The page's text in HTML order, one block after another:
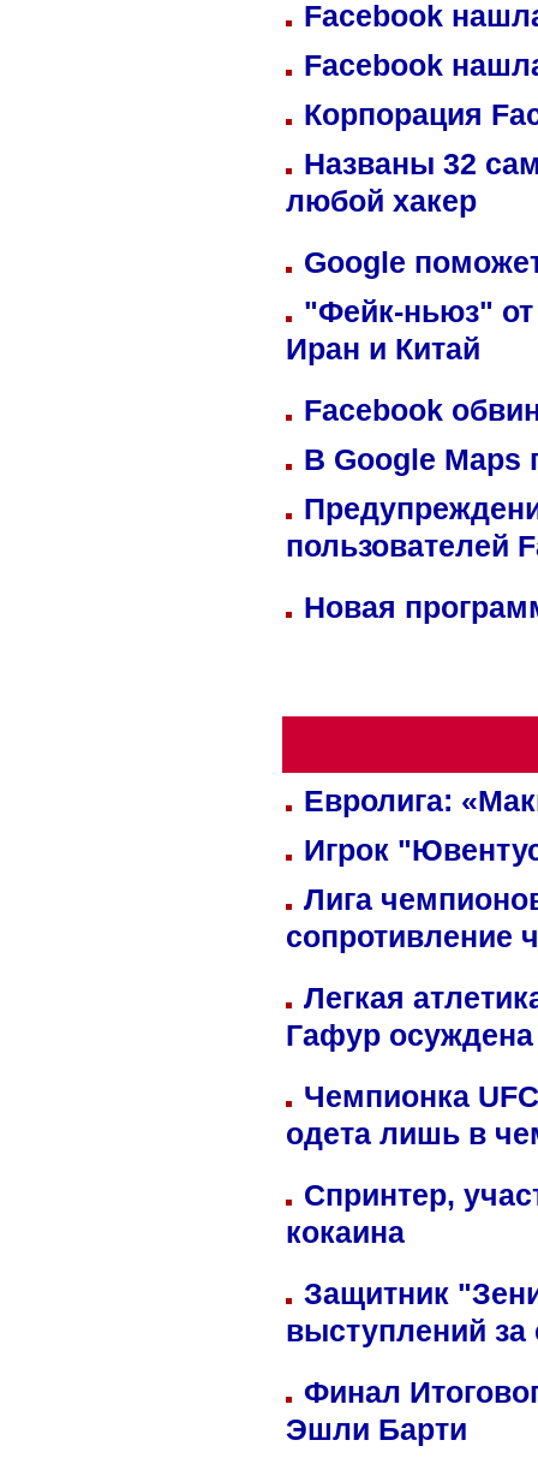
Facebook
Facebook
Корпорация
Названы 32
любой хакер
Google
"Фейк-ньюз" от
Иран и Китай
Facebook
В Google Maps
пользователей
Новая
Евролига:
Игрок
Лига
сопротивление
Легкая
Гафур осуждена
Чемпионка
одета лишь в
Спринтер,
кокаина
Защитник
выступлений
Финал
Эшли Барти